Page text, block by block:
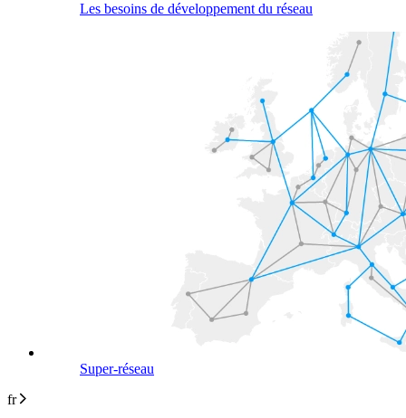
Les besoins de développement du réseau
Super-réseau
fr